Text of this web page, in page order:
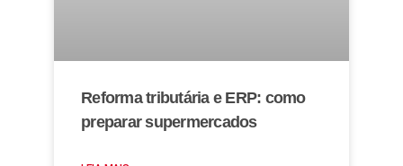
Reforma tributária e ERP: como
preparar supermercados